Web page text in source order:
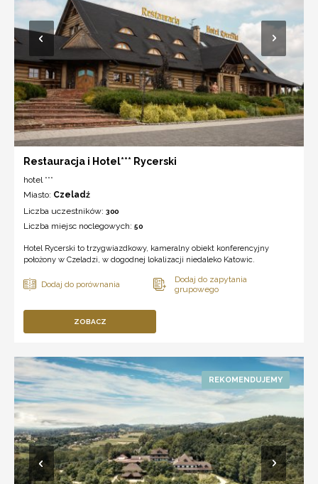
Restauracja i Hotel*** Rycerski
hotel ***
Miasto: Czeladź
Liczba uczestników: 300
Liczba miejsc noclegowych: 50
Hotel Rycerski to trzygwiazdkowy, kameralny obiekt konferencyjny
położony w Czeladzi, w dogodnej lokalizacji niedaleko Katowic.
ZOBACZ